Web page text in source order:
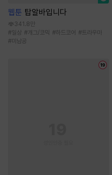
웹툰 탑알바입니다
341.8만
#일상 # 개그/코믹 #하드코어 #트라우마
#미남공